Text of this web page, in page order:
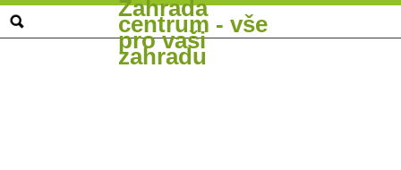
Zahrada
centrum - vše
pro vaši
zahradu